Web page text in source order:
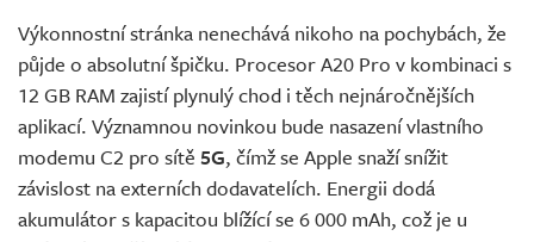
Výkonnostní stránka nenechává nikoho na pochybách, že
půjde o absolutní špičku. Procesor A20 Pro v kombinaci s
12 GB RAM zajistí plynulý chod i těch nejnáročnějších
aplikací. Významnou novinkou bude nasazení vlastního
modemu C2 pro sítě 5G, čímž se Apple snaží snížit
závislost na externích dodavatelích. Energii dodá
akumulátor s kapacitou blížící se 6 000 mAh, což je u